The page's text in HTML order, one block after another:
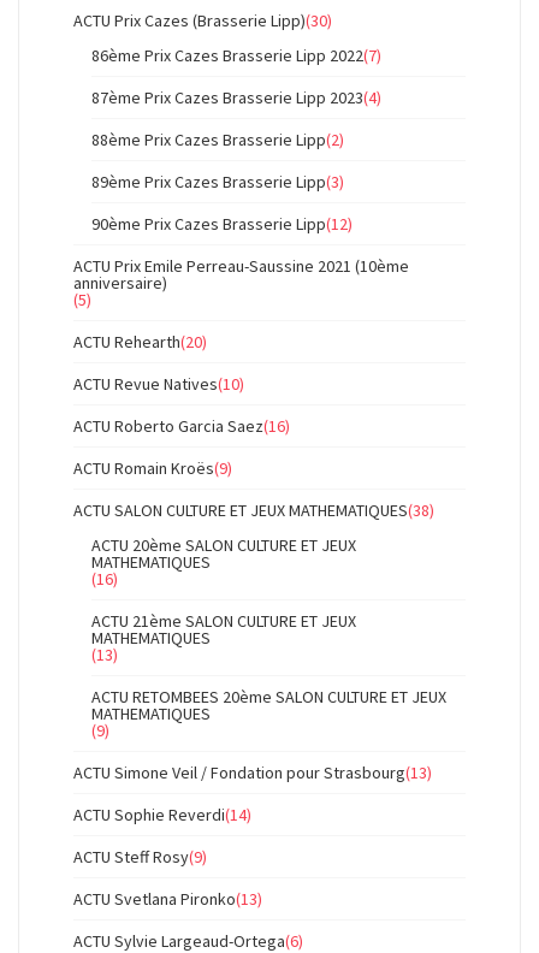
ACTU Prix Cazes (Brasserie Lipp)(30)
86ème Prix Cazes Brasserie Lipp 2022(7)
87ème Prix Cazes Brasserie Lipp 2023(4)
88ème Prix Cazes Brasserie Lipp(2)
89ème Prix Cazes Brasserie Lipp(3)
90ème Prix Cazes Brasserie Lipp(12)
ACTU Prix Emile Perreau-Saussine 2021 (10ème
anniversaire)
(5)
ACTU Rehearth(20)
ACTU Revue Natives(10)
ACTU Roberto Garcia Saez(16)
ACTU Romain Kroës(9)
ACTU SALON CULTURE ET JEUX MATHEMATIQUES(38)
ACTU 20ème SALON CULTURE ET JEUX
MATHEMATIQUES
(16)
ACTU 21ème SALON CULTURE ET JEUX
MATHEMATIQUES
(13)
ACTU RETOMBEES 20ème SALON CULTURE ET JEUX
MATHEMATIQUES
(9)
ACTU Simone Veil / Fondation pour Strasbourg(13)
ACTU Sophie Reverdi(14)
ACTU Steff Rosy(9)
ACTU Svetlana Pironko(13)
ACTU Sylvie Largeaud-Ortega(6)